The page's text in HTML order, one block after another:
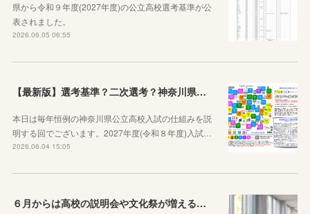
県から令和９年度(2027年度)の公立高校選考基準が公
表されました。
2026.06.05 06:55
【最新版】選考基準？二次選考？神奈川県の受験の基本や公立高校入試の仕組みをシンプルに説明してみた
本日は毎年恒例の神奈川県公立高校入試の仕組みを説
明する回でございます。2027年度(令和８年度)入試…
2026.06.04 15:05
６月からは高校の説明会や文化祭が増えることを知っておきましょう